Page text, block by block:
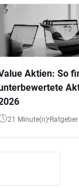
Aktien: So
21 Minute(n) Ratgeber